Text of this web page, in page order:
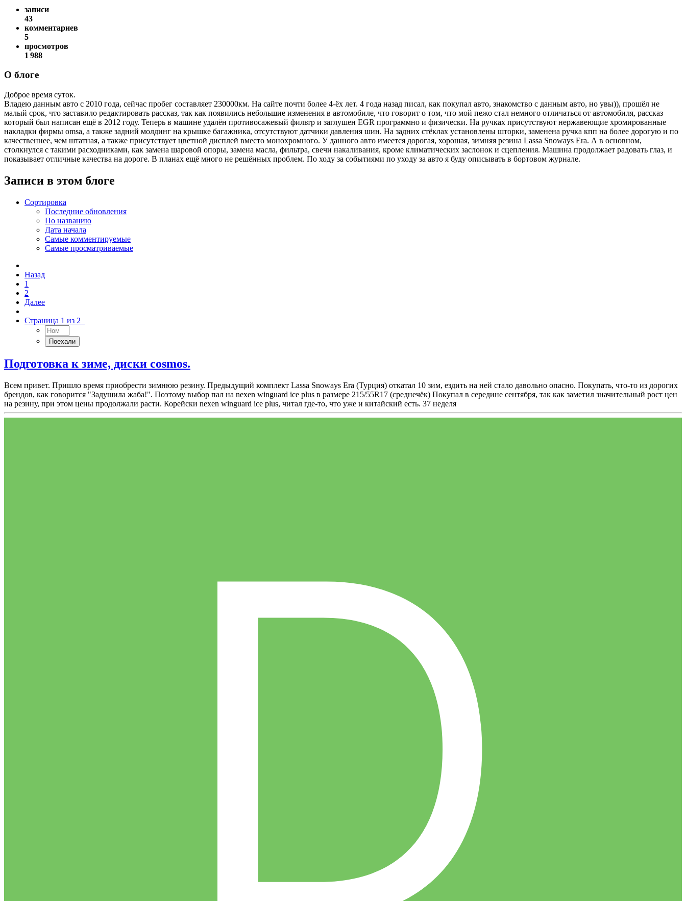
записи
43
комментариев
5
просмотров
1 988
О блоге
Доброе время суток.
Владею данным авто с 2010 года, сейчас пробег составляет 230000км. На сайте почти более 4-ёх лет. 4 года назад писал, как покупал авто, знакомство с данным авто, но увы)), прошёл не
малый срок, что заставило редактировать рассказ, так как появились небольшие изменения в автомобиле, что говорит о том, что мой пежо стал немного отличаться от автомобиля, рассказ
который был написан ещё в 2012 году. Теперь в машине удалён противосажевый фильтр и заглушен EGR программно и физически. На ручках присутствуют нержавеющие хромированные
накладки фирмы omsa, а также задний молдинг на крышке багажника, отсутствуют датчики давления шин. На задних стёклах установлены шторки, заменена ручка кпп на более дорогую и по
качественнее, чем штатная, а также присутствует цветной дисплей вместо монохромного. У данного авто имеется дорогая, хорошая, зимняя резина Lassa Snoways Era. А в основном,
столкнулся с такими расходниками, как замена шаровой опоры, замена масла, фильтра, свечи накаливания, кроме климатических заслонок и сцепления. Машина продолжает радовать глаз, и
показывает отличные качества на дороге. В планах ещё много не решённых проблем. По ходу за событиями по уходу за авто я буду описывать в бортовом журнале.
Записи в этом блоге
Сортировка
Последние обновления
По названию
Дата начала
Самые комментируемые
Самые просматриваемые
Назад
1
2
Далее
Страница 1 из 2
Подготовка к зиме, диски cosmos.
Всем привет. Пришло время приобрести зимнюю резину. Предыдущий комплект Lassa Snoways Era (Турция) откатал 10 зим, ездить на ней стало давольно опасно. Покупать, что-то из дорогих
брендов, как говорится "Задушила жаба!". Поэтому выбор пал на nexen winguard ice plus в размере 215/55R17 (среднечёк) Покупал в середине сентября, так как заметил значительный рост цен
на резину, при этом цены продолжали расти. Корейски nexen winguard ice plus, читал где-то, что уже и китайский есть. 37 неделя